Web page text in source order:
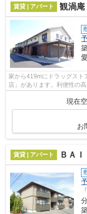
賃貸 | アパート 観渦庵
家から419mにドラッグスト
店」があります。利便性の
件です。レイアウトも変え
現在
お
賃貸 | アパート ＢＡ